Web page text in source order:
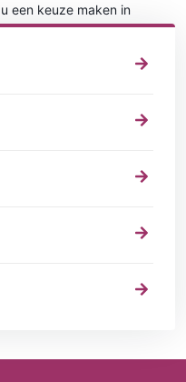
een keuze maken in
wilt.